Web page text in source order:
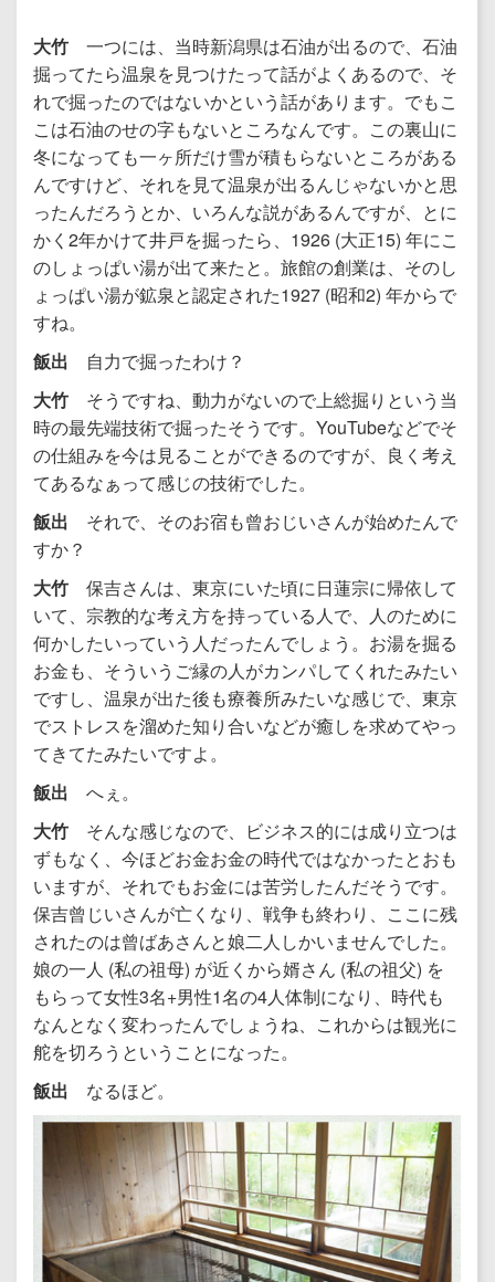
大竹 一つには、当時新潟県は石油が出るので、石油
掘ってたら温泉を見つけたって話がよくあるので、そ
れで掘ったのではないかという話があります。でもこ
こは石油のせの字もないところなんです。この裏山に
冬になっても一ヶ所だけ雪が積もらないところがある
んですけど、それを見て温泉が出るんじゃないかと思
ったんだろうとか、いろんな説があるんですが、とに
かく2年かけて井戸を掘ったら、1926 (大正15) 年にこ
のしょっぱい湯が出て来たと。旅館の創業は、そのし
ょっぱい湯が鉱泉と認定された1927 (昭和2) 年からで
すね。
飯出 自力で掘ったわけ？
大竹 そうですね、動力がないので上総掘りという当
時の最先端技術で掘ったそうです。YouTubeなどでそ
の仕組みを今は見ることができるのですが、良く考え
てあるなぁって感じの技術でした。
飯出 それで、そのお宿も曾おじいさんが始めたんで
すか？
大竹 保吉さんは、東京にいた頃に日蓮宗に帰依して
いて、宗教的な考え方を持っている人で、人のために
何かしたいっていう人だったんでしょう。お湯を掘る
お金も、そういうご縁の人がカンパしてくれたみたい
ですし、温泉が出た後も療養所みたいな感じで、東京
でストレスを溜めた知り合いなどが癒しを求めてやっ
てきてたみたいですよ。
飯出 へぇ。
大竹 そんな感じなので、ビジネス的には成り立つは
ずもなく、今ほどお金お金の時代ではなかったとおも
いますが、それでもお金には苦労したんだそうです。
保吉曾じいさんが亡くなり、戦争も終わり、ここに残
されたのは曾ばあさんと娘二人しかいませんでした。
娘の一人 (私の祖母) が近くから婿さん (私の祖父) を
もらって女性3名+男性1名の4人体制になり、時代も
なんとなく変わったんでしょうね、これからは観光に
舵を切ろうということになった。
飯出 なるほど。